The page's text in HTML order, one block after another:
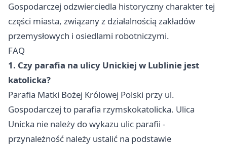
Gospodarczej odzwierciedla historyczny charakter tej
części miasta, związany z działalnością zakładów
przemysłowych i osiedlami robotniczymi.
FAQ
1. Czy parafia na ulicy Unickiej w Lublinie jest
katolicka?
Parafia Matki Bożej Królowej Polski przy ul.
Gospodarczej to parafia rzymskokatolicka. Ulica
Unicka nie należy do wykazu ulic parafii -
przynależność należy ustalić na podstawie